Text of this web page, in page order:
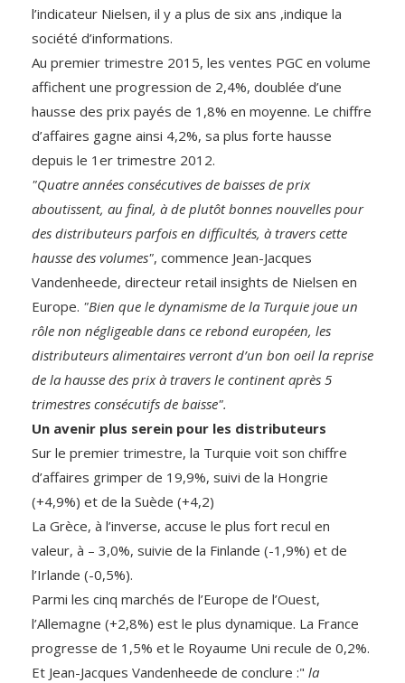
l’indicateur Nielsen, il y a plus de six ans ,indique la
société d’informations.
Au premier trimestre 2015, les ventes PGC en volume
affichent une progression de 2,4%, doublée d’une
hausse des prix payés de 1,8% en moyenne. Le chiffre
d’affaires gagne ainsi 4,2%, sa plus forte hausse
depuis le 1er trimestre 2012.
"Quatre années consécutives de baisses de prix
aboutissent, au final, à de plutôt bonnes nouvelles pour
des distributeurs parfois en difficultés, à travers cette
hausse des volumes", commence Jean-Jacques
Vandenheede, directeur retail insights de Nielsen en
Europe. "Bien que le dynamisme de la Turquie joue un
rôle non négligeable dans ce rebond européen, les
distributeurs alimentaires verront d’un bon oeil la reprise
de la hausse des prix à travers le continent après 5
trimestres consécutifs de baisse".
Un avenir plus serein pour les distributeurs
Sur le premier trimestre, la Turquie voit son chiffre
d’affaires grimper de 19,9%, suivi de la Hongrie
(+4,9%) et de la Suède (+4,2)
La Grèce, à l’inverse, accuse le plus fort recul en
valeur, à – 3,0%, suivie de la Finlande (-1,9%) et de
l’Irlande (-0,5%).
Parmi les cinq marchés de l’Europe de l’Ouest,
l’Allemagne (+2,8%) est le plus dynamique. La France
progresse de 1,5% et le Royaume Uni recule de 0,2%.
Et Jean-Jacques Vandenheede de conclure :" la